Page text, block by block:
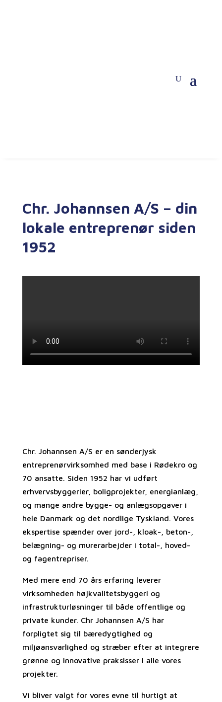
Chr. Johannsen A/S – din
lokale entreprenør siden
1952
Chr. Johannsen A/S er en sønderjysk
entreprenørvirksomhed med base i Rødekro og
70 ansatte. Siden 1952 har vi udført
erhvervsbyggerier, boligprojekter, energianlæg,
og mange andre bygge- og anlægsopgaver i
hele Danmark og det nordlige Tyskland. Vores
ekspertise spænder over jord-, kloak-, beton-,
belægning- og murerarbejder i total-, hoved-
og fagentrepriser.
Med mere end 70 års erfaring leverer
virksomheden højkvalitetsbyggeri og
infrastrukturløsninger til både offentlige og
private kunder. Chr Johannsen A/S har
forpligtet sig til bæredygtighed og
miljøansvarlighed og stræber efter at integrere
grønne og innovative praksisser i alle vores
projekter.
Vi bliver valgt for vores evne til hurtigt at